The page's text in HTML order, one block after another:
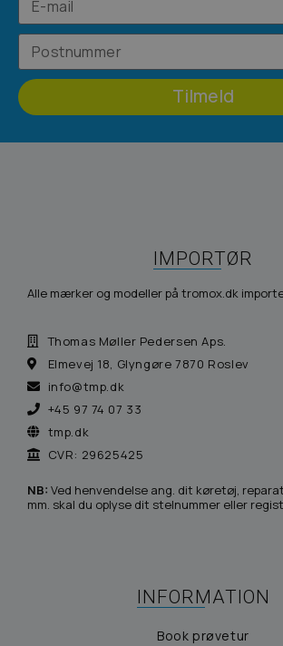
Tilmeld
IMPORTØR
Alle mærker og modeller på tromox.dk
Thomas Møller Pedersen Aps.
Elmevej 18, Glyngøre 7870 Roslev
info@tmp.dk
+45 97 74 07 33
tmp.dk
CVR: 29625425
NB: Ved henvendelse ang. dit køretøj,
mm. skal du oplyse dit stelnummer eller
INFORMATION
Book prøvetur